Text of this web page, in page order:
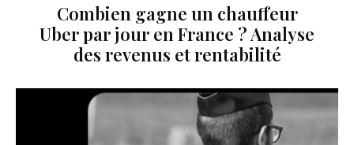
Combien gagne un chauffeur
Uber par jour en France ? Analyse
des revenus et rentabilité